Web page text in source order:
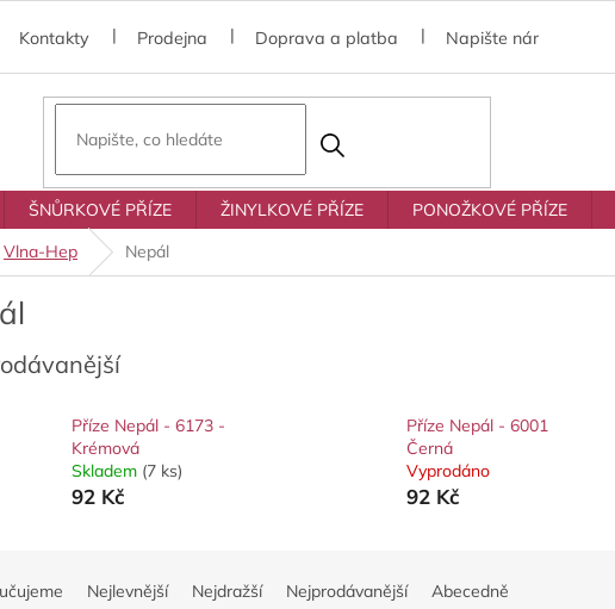
Kontakty Prodejna Doprava a platba Napište nám
ŠNŮRKOVÉ PŘÍZE ŽINYLKOVÉ PŘÍZE PONOŽKOVÉ PŘÍZE
Vlna-Hep Nepál
Příze Nepál - 6173 -
Krémová
Skladem (7 ks)
92 Kč
Příze Nepál - 6001
Černá
Vyprodáno
92 Kč
Nejlevnější Nejdražší Nejprodávanější Abecedně